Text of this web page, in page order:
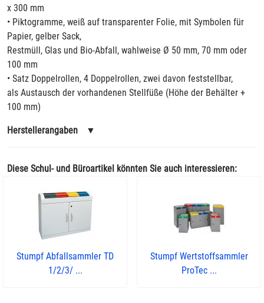
x 300 mm
• Piktogramme, weiß auf transparenter Folie, mit Symbolen für
Papier, gelber Sack,
Restmüll, Glas und Bio-Abfall, wahlweise Ø 50 mm, 70 mm oder
100 mm
• Satz Doppelrollen, 4 Doppelrollen, zwei davon feststellbar,
als Austausch der vorhandenen Stellfüße (Höhe der Behälter +
100 mm)
Herstellerangaben ▼
Diese Schul- und Büroartikel könnten Sie auch interessieren:
Stumpf Abfallsammler TD
1/2/3/ ...
Stumpf Wertstoffsammler
ProTec ...